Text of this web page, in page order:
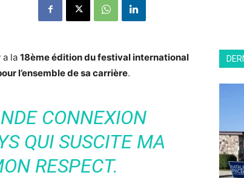
la 18ème édition du festival international
l’ensemble de sa carrière.
CONNEXION
QUI SUSCITE MA
RESPECT.